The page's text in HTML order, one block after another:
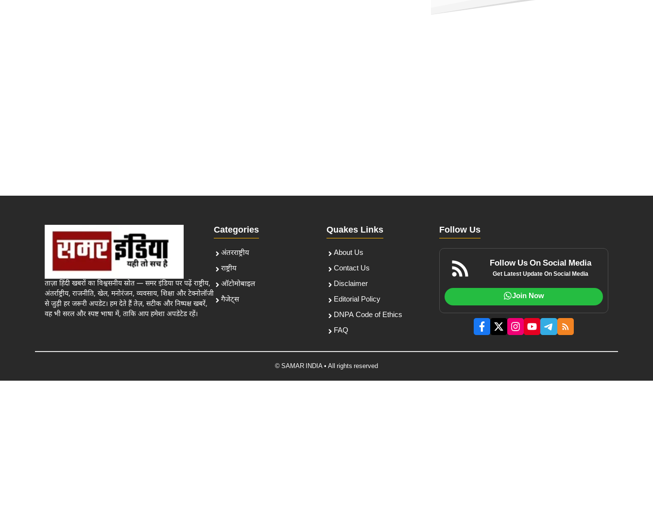
ताज़ा हिंदी खबरों का विश्वसनीय स्रोत — समर इंडिया पर पढ़ें राष्ट्रीय,
अंतर्राष्ट्रीय, राजनीति, खेल, मनोरंजन, व्यवसाय, शिक्षा और टेक्नोलॉजी
से जुड़ी हर जरूरी अपडेट। हम देते हैं तेज़, सटीक और निष्पक्ष खबरें,
वह भी सरल और स्पष्ट भाषा में, ताकि आप हमेशा अपडेटेड रहें।
Categories
अंतरराष्ट्रीय
राष्ट्रीय
ऑटोमोबाइल
गैजेट्स
Quakes Links
About Us
Contact Us
Disclaimer
Editorial Policy
DNPA Code of Ethics
FAQ
Follow Us
Follow Us On Social Media
Get Latest Update On Social Media
Join Now
© SAMAR INDIA • All rights reserved